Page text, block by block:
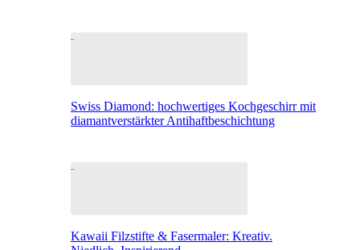
Swiss Diamond: hochwertiges Kochgeschirr mit
diamantverstärkter Antihaftbeschichtung
Kawaii Filzstifte & Fasermaler: Kreativ.